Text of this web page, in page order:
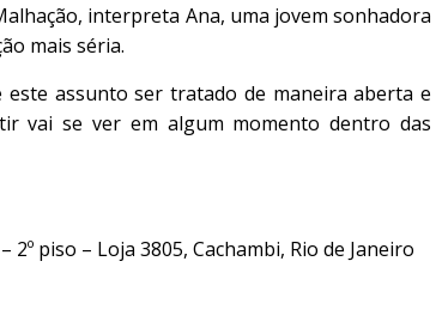
interpreta Ana, uma jovem sonhadora
mais séria.
assunto ser tratado de maneira aberta e
vai se ver em algum momento dentro das
piso – Loja 3805, Cachambi, Rio de Janeiro